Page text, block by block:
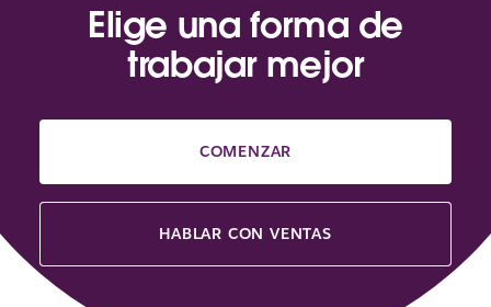
Elige una forma de
trabajar mejor
COMENZAR
HABLAR CON VENTAS